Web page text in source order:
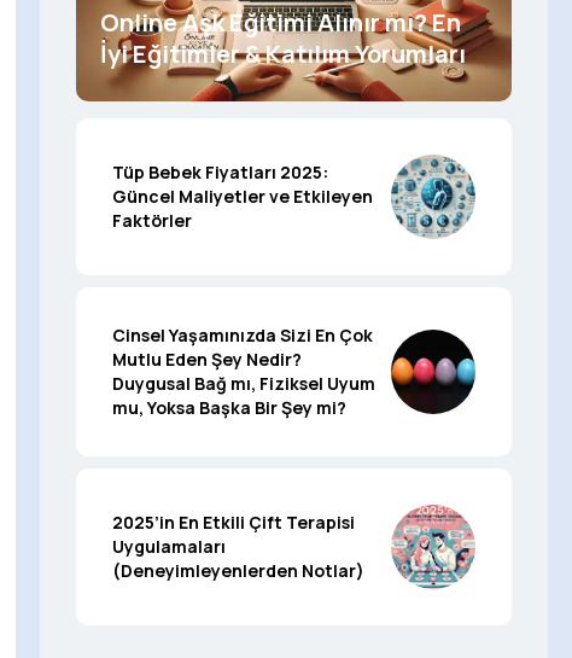
Online Aşk Eğitimi Alınır mı? En
İyi Eğitimler & Katılım Yorumları
Tüp Bebek Fiyatları 2025:
Güncel Maliyetler ve Etkileyen
Faktörler
Cinsel Yaşamınızda Sizi En Çok
Mutlu Eden Şey Nedir?
Duygusal Bağ mı, Fiziksel Uyum
mu, Yoksa Başka Bir Şey mi?
2025’in En Etkili Çift Terapisi
Uygulamaları
(Deneyimleyenlerden Notlar)